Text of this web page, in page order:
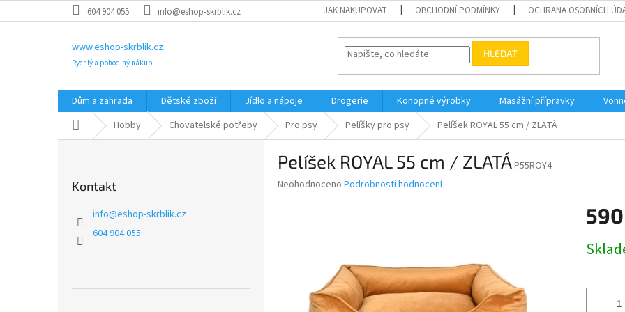
na
604 904 055 info@eshop-skrblik.cz JAK NAKUPOVAT OBCHODNÍ PODMÍNKY OCHRANA OSOBNÍCH
www.eshop-skrblik.cz
Rychlý a pohodlný nákup
HLEDAT
Dům a zahrada Dětské zboží Jídlo a nápoje Drogerie Konopné výrobky Masážní přípravky
Domů Hobby Chovatelské potřeby Pro psy Pelíšky pro psy Pelíšek ROYAL 55 cm / ZLATÁ
Kontakt
info@eshop-skrblik.cz
604 904 055
Pelíšek ROYAL 55 cm / ZLATÁP55ROY4
Průměrné
Neohodnoceno Podrobnosti hodnocení
cena: